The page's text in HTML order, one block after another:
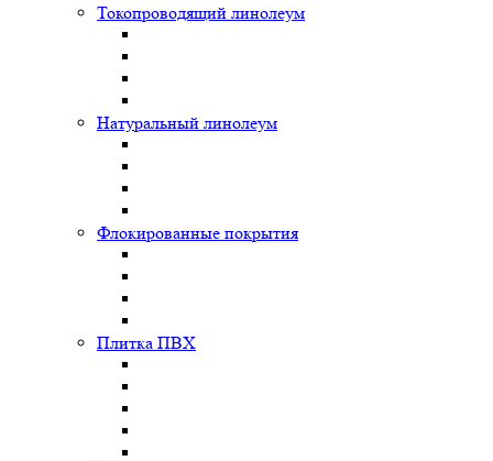
Токопроводящий линолеум
Натуральный линолеум
Флокированные покрытия
Плитка ПВХ